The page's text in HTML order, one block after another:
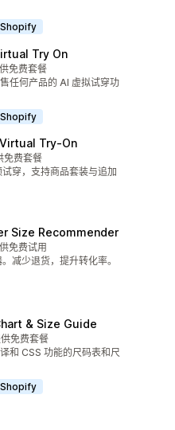
Try On
星）
免费套餐
任何产品的 AI 虚拟试穿功
Try‑On
星）
免费套餐
穿，支持商品套装与追加
Size Recommender
星）
免费试用
减少退货，提升转化率。
& Size Guide
星）
免费套餐
和 CSS 功能的尺码表和尺